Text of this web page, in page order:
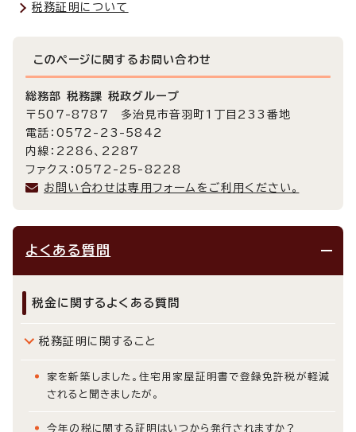
税務証明について
このページに関する お問い合わせ
総務部 税務課 税政グループ
〒507-8787 多治見市音羽町1丁目233番地
電話：0572-23-5842
内線：2286、2287
ファクス：0572-25-8228
お問い合わせは専用フォームをご利用ください。
よくある質問
税金に関するよくある質問
税務証明に関すること
家を新築しました。住宅用家屋証明書で登録免許税が軽減
されると聞きましたが。
今年の税に関する証明はいつから発行されますか？